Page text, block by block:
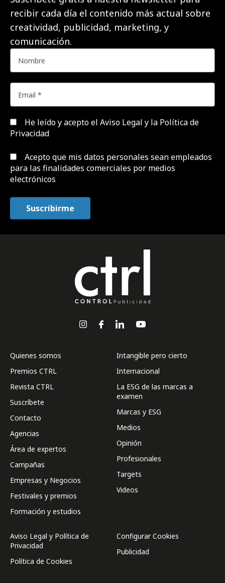
recibir cada día el contenido más actual sobre
creatividad, publicidad, marketing, y
comunicación.
He leído y acepto el Aviso Legal y la Política de
Privacidad
Acepto que mis datos personales sean empleados
para las finalidades comerciales por medios
electrónicos
Quienes somos
Premios CTRL
Revista CTRL
Suscríbete
Contacto
Agencias
Área de expertos
Campañas
Empresas y Negocios
Festivales y premios
Formación y estudios
Intangible pero cierto
Internacional
La ESG de las marcas a
examen
Marcas y ESG
Medios
Opinión
Profesionales
Targets
Videos
Aviso Legal y Política de
Privacidad
Política de Cookies
Configurar Cookies
Publicidad